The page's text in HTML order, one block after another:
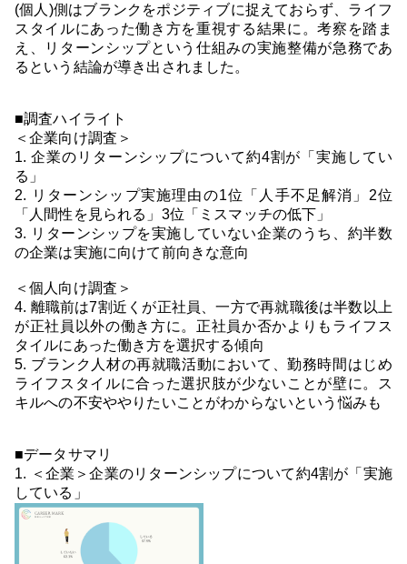
(個人)側はブランクをポジティブに捉えておらず、ライフ
スタイルにあった働き方を重視する結果に。考察を踏ま
え、リターンシップという仕組みの実施整備が急務であ
るという結論が導き出されました。
■調査ハイライト
＜企業向け調査＞
1. 企業のリターンシップについて約4割が「実施してい
る」
2. リターンシップ実施理由の1位「人手不足解消」2位
「人間性を見られる」3位「ミスマッチの低下」
3. リターンシップを実施していない企業のうち、約半数
の企業は実施に向けて前向きな意向
＜個人向け調査＞
4. 離職前は7割近くが正社員、一方で再就職後は半数以上
が正社員以外の働き方に。正社員か否かよりもライフス
タイルにあった働き方を選択する傾向
5. ブランク人材の再就職活動において、勤務時間はじめ
ライフスタイルに合った選択肢が少ないことが壁に。ス
キルへの不安ややりたいことがわからないという悩みも
■データサマリ
1. ＜企業＞企業のリターンシップについて約4割が「実施
している」